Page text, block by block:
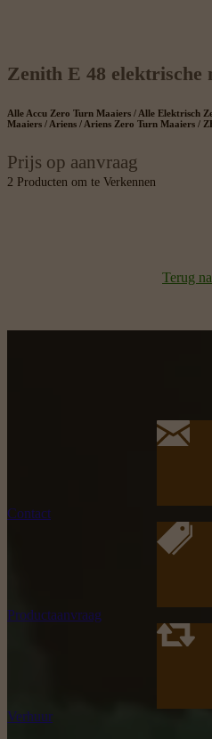
Zenith E 48 elektrische
Alle Accu Zero Turn Maaiers / Alle Elektrisch
Maaiers / Ariens / Ariens Zero Turn Maaiers /
Prijs op aanvraag
2 Producten om te Verkennen
Terug
Contact
Productaanvraag
Verhuur